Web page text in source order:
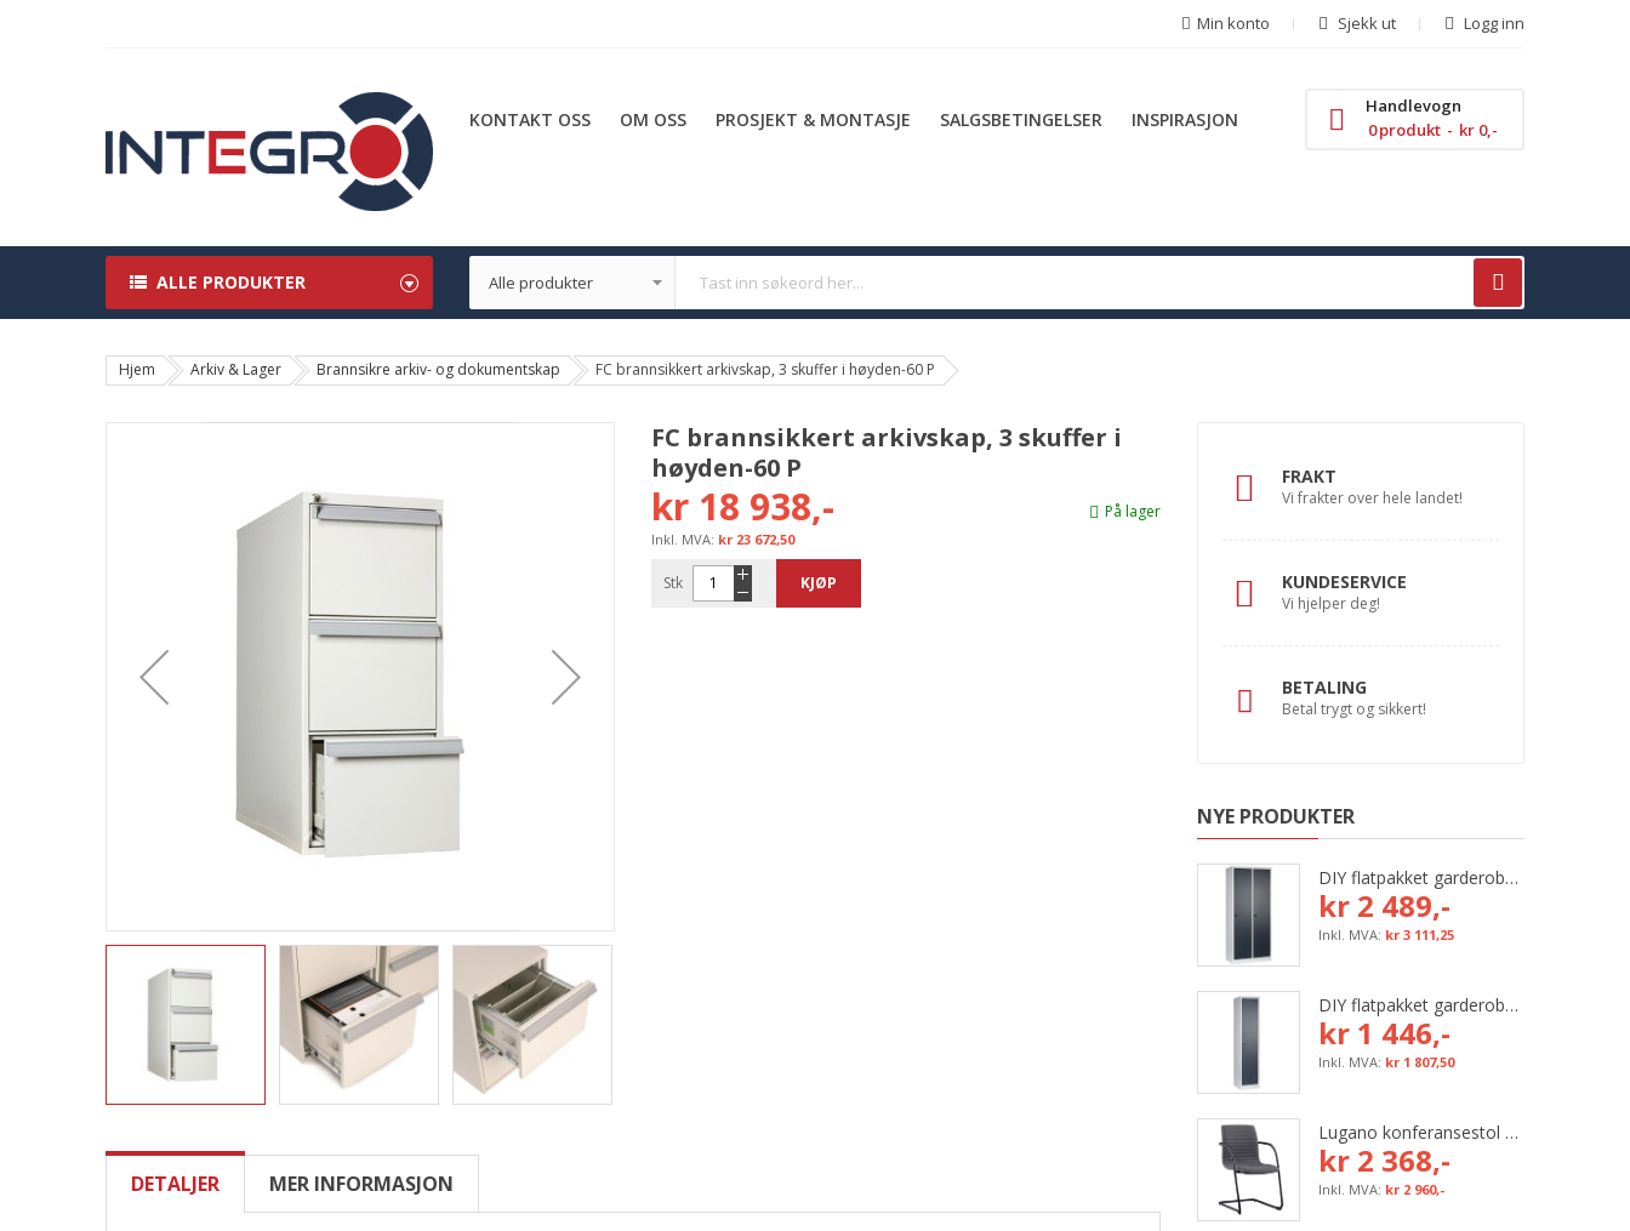
Min konto Sjekk ut Logg inn
KONTAKT OSS OM OSS PROSJEKT & MONTASJE SALGSBETINGELSER INSPIRASJON
Handlevogn
0produkt kr 0,-
ALLE PRODUKTER
Hjem Arkiv & Lager Brannsikre arkiv- og dokumentskap FC brannsikkert arkivskap, 3 skuffer i høyden-60 P
FC brannsikkert arkivskap, 3 skuffer i
høyden-60 P
På lager
kr 18 938,-
kr 23 672,50
Stk KJØP
DETALJER MER INFORMASJON
FRAKT
Vi frakter over hele landet!
KUNDESERVICE
Vi hjelper deg!
BETALING
Betal trygt og sikkert!
NYE PRODUKTER
DIY flatpakket garderobeskap, 800 mm (2x400 mm = 2 rom)
kr 2 489,-
kr 3 111,25
DIY flatpakket garderobeskap, 400 mm (1x400 mm = 1 rom)
kr 1 446,-
kr 1 807,50
Lugano konferansestol med grå tekstil og svart bøyleunderstell
kr 2 368,-
kr 2 960,-